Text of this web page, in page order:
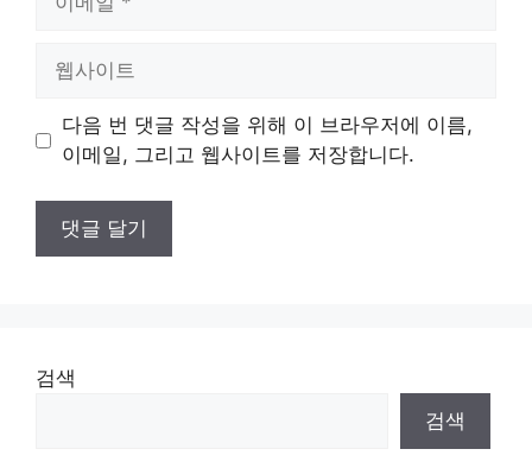
트
다음 번 댓글 작성을 위해 이 브라우저에 이름,
이메일, 그리고 웹사이트를 저장합니다.
검색
검색